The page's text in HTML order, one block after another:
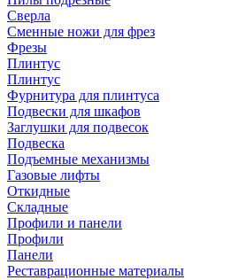
Сверла
Сменные ножи для фрез
Фрезы
Плинтус
Плинтус
Фурнитура для плинтуса
Подвески для шкафов
Заглушки для подвесок
Подвеска
Подъемные механизмы
Газовые лифты
Откидные
Складные
Профили и панели
Профили
Панели
Реставрационные материалы